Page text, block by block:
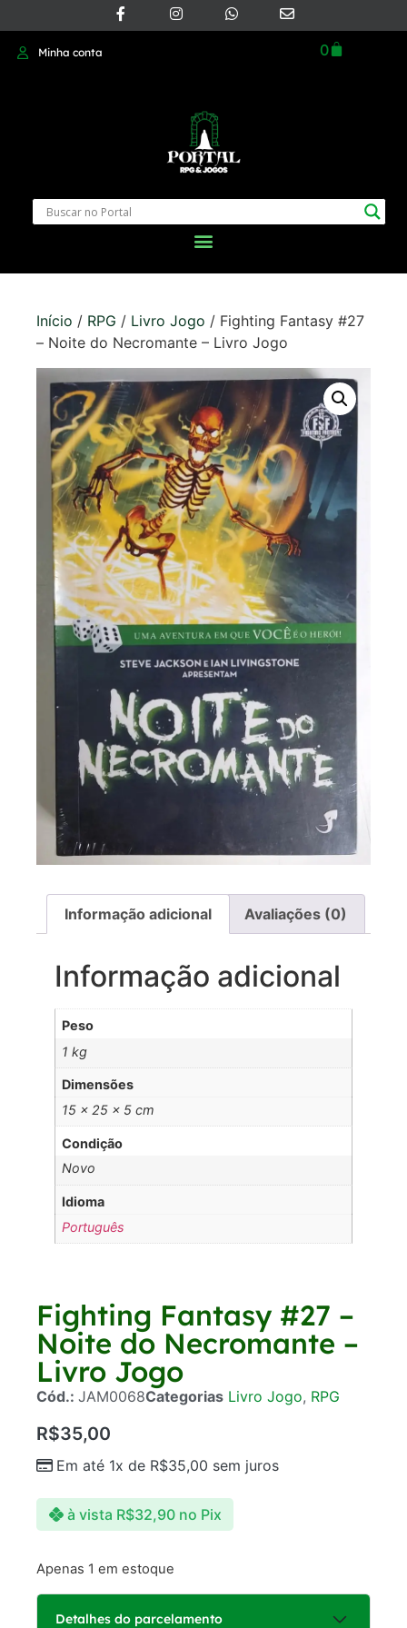
Minha conta 0
Início / RPG / Livro Jogo / Fighting Fantasy #27
– Noite do Necromante – Livro Jogo
Informação adicional Avaliações (0)
Informação adicional
Peso
1 kg
Dimensões
15 × 25 × 5 cm
Condição
Novo
Idioma
Português
Fighting Fantasy #27 –
Noite do Necromante –
Livro Jogo
Cód.: JAM0068Categorias Livro Jogo, RPG
R$35,00
Em até 1x de R$35,00 sem juros
à vista R$32,90 no Pix
Apenas 1 em estoque
Detalhes do parcelamento